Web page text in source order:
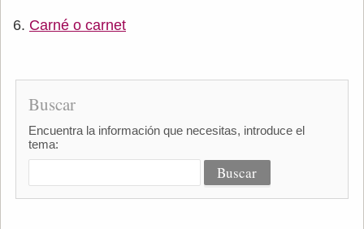
Carné o carnet
Buscar
Encuentra la información que necesitas, introduce el
tema: